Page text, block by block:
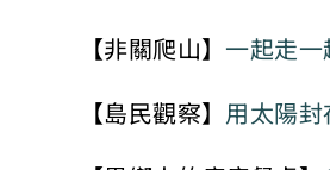
【非關爬山】一起走
【島民觀察】用太陽